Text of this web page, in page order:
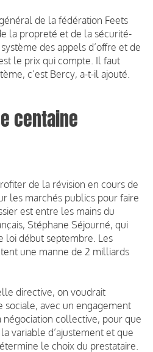
de la fédération Feets
la propreté et de la sécurité-
des appels d’offre et de
le prix qui compte. Il faut
c’est Bercy, a-t-il ajouté.
centaine
de la révision en cours de
les marchés publics pour faire
est entre les mains du
Stéphane Séjourné, qui
loi début septembre. Les
une manne de 2 milliards
directive, on voudrait
sociale, avec un engagement
collective, pour que
variable d’ajustement et que
le choix du prestataire.